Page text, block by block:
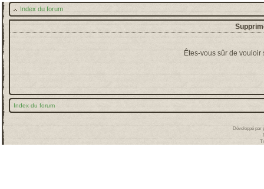
Index du forum
Êtes-vous sûr de
Index du forum
Développé par